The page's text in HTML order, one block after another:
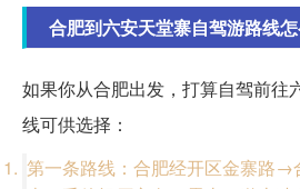
合肥到六安天堂寨自驾游路线
如果你从合肥出发，打算自驾前往
线可供选择：
第一条路线：合肥经开区金寨路